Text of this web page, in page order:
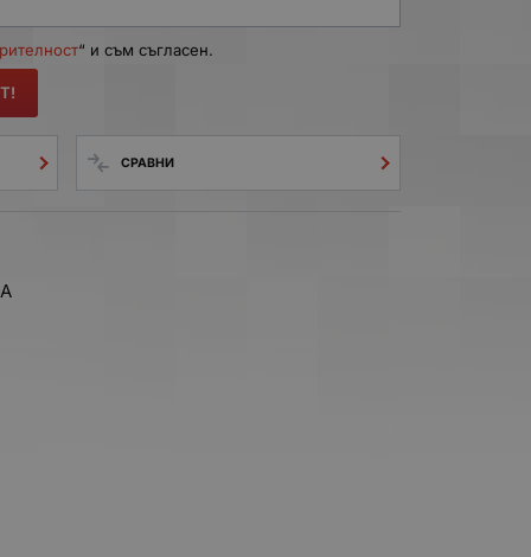
“ и съм съгласен.
СРАВНИ